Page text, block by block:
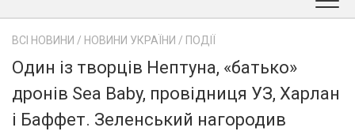
ВСІ НОВИНИ / НОВИНИ УКРАЇНИ / ПОДІЇ
Один із творців Нептуна, «батько»
дронів Sea Baby, провідниця УЗ, Харлан
і Баффет. Зеленський нагородив